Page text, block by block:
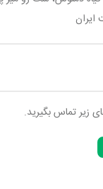
زیر تماس بگیرید.